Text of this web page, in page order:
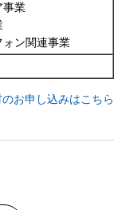
事業
ン関連事業
お申し込みはこちら